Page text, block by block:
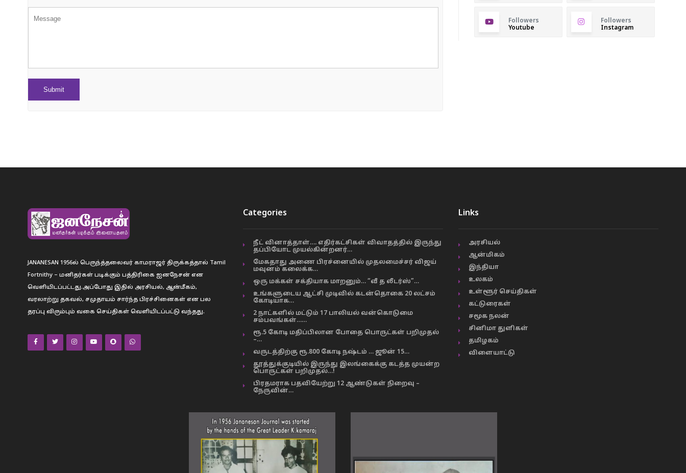
Followers
Youtube
Followers
Instagram
JANANESAN 1956ல் பெருந்த்தலைவர் காமராஜர் திருக்கத்தால் Tamil
Fortnithy – மனிதர்கள் படிக்கும் பத்திரிகை ஐனநேசன் என
வெளியிடப்பட்டது.அப்போது இதில் அரசியல், ஆன்மீகம்,
வரலாற்று தகவல், சமுதாயம் சார்ந்த பிரச்சினைகள் என பல
தரப்பு விரும்பும் வகை செய்திகள் வெளியிடப்பட்டு வந்தது.
Categories
நீட் வினாத்தாள்…. எதிர்கட்சிகள் விவாதத்தில் இருந்து
தப்பியோட முயல்கின்றனர்…
மேகதாது அணை பிரச்னையில் முதலமைச்சர் விஜய்
மவுனம் கலைக்க…
ஒரு மக்கள் சக்தியாக மாறனும்… “வீ த லீடர்ஸ்”…
உங்களுடைய ஆட்சி முடிவில் கடன்தொகை 20 லட்சம்
கோடியாக…
2 நாட்களில் மட்டும் 17 பாலியல் வன்கொடுமை
சம்பவங்கள்……
ரூ.5 கோடி மதிப்பிலான போதை பொருட்கள் பறிமுதல்
–…
வருடத்திற்கு ரூ.800 கோடி நஷ்டம் … ஜூன் 15…
தூத்துக்குடியில் இருந்து இலங்கைக்கு கடத்த முயன்ற
பொருட்கள் பறிமுதல்…!
பிரதமராக பதவியேற்று 12 ஆண்டுகள் நிறைவு –
நேருவின்…
Links
அரசியல்
ஆன்மிகம்
இந்தியா
உலகம்
உள்ளூர் செய்திகள்
கட்டுரைகள்
சமூக நலன்
சினிமா துளிகள்
தமிழகம்
விளையாட்டு